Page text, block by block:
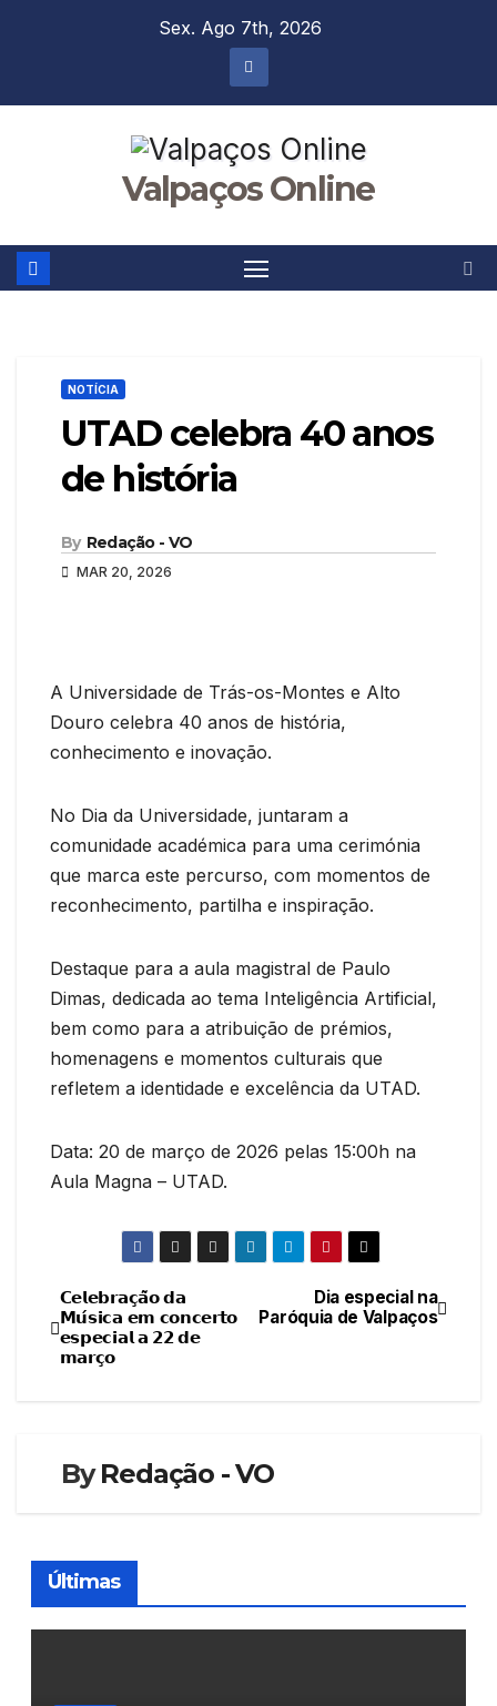
Sex. Ago 7th, 2026
Valpaços Online
NOTÍCIA
UTAD celebra 40 anos
de história
By Redação - VO
MAR 20, 2026
A Universidade de Trás-os-Montes e Alto
Douro celebra 40 anos de história,
conhecimento e inovação.
No Dia da Universidade, juntaram a
comunidade académica para uma cerimónia
que marca este percurso, com momentos de
reconhecimento, partilha e inspiração.
Destaque para a aula magistral de Paulo
Dimas, dedicada ao tema Inteligência Artificial,
bem como para a atribuição de prémios,
homenagens e momentos culturais que
refletem a identidade e excelência da UTAD.
Data: 20 de março de 2026 pelas 15:00h na
Aula Magna – UTAD.
Navegação
de
Dia especial na
Paróquia de Valpaços
𝗖𝗲𝗹𝗲𝗯𝗿𝗮𝗰̧𝗮̃𝗼 𝗱𝗮
𝗠𝘂́𝘀𝗶𝗰𝗮 𝗲𝗺 𝗰𝗼𝗻𝗰𝗲𝗿𝘁𝗼
𝗲𝘀𝗽𝗲𝗰𝗶𝗮𝗹 𝗮 𝟮𝟮 𝗱𝗲
𝗺𝗮𝗿𝗰̧𝗼
ByRedação - VO
Últimas